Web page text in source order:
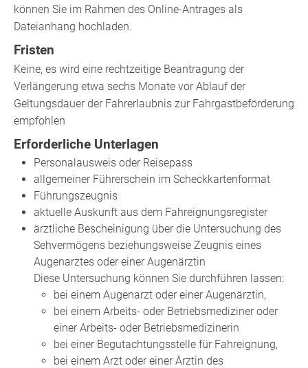
können Sie im Rahmen des Online-Antrages als
Dateianhang hochladen.
Fristen
Keine, es wird eine rechtzeitige Beantragung der
Verlängerung etwa sechs Monate vor Ablauf der
Geltungsdauer der Fahrerlaubnis zur Fahrgastbeförderung
empfohlen
Erforderliche Unterlagen
Personalausweis oder Reisepass
allgemeiner Führerschein im Scheckkartenformat
Führungszeugnis
aktuelle Auskunft aus dem Fahreignungsregister
ärztliche Bescheinigung über die Untersuchung des
Sehvermögens beziehungsweise Zeugnis eines
Augenarztes oder einer Augenärztin
Diese Untersuchung können Sie durchführen lassen:
bei einem Augenarzt oder einer Augenärztin,
bei einem Arbeits- oder Betriebsmediziner oder
einer Arbeits- oder Betriebsmedizinerin
bei einer Begutachtungsstelle für Fahreignung,
bei einem Arzt oder einer Ärztin des